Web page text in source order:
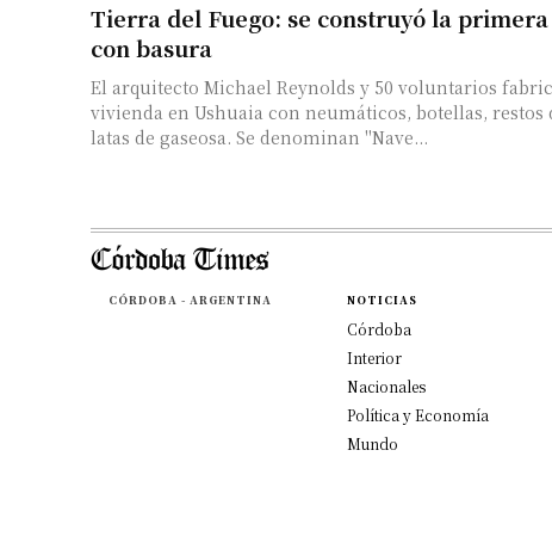
Tierra del Fuego: se construyó la primera
con basura
El arquitecto Michael Reynolds y 50 voluntarios
vivienda en Ushuaia con neumáticos, botellas, restos
latas de gaseosa. Se denominan "Nave...
CÓRDOBA - ARGENTINA NOTICIAS
Córdoba
Interior
Nacionales
Política y Economía
Mundo